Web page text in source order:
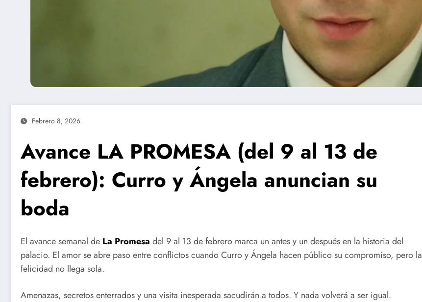
Febrero 8, 2026
Avance LA PROMESA (del 9 al 13 de
febrero): Curro y Ángela anuncian su
boda
El avance semanal de La Promesa del 9 al 13 de febrero marca un antes y un después en la historia del
palacio. El amor se abre paso entre conflictos cuando Curro y Ángela hacen público su compromiso, pero la
felicidad no llega sola.
Amenazas, secretos enterrados y una visita inesperada sacudirán a todos. Y nada volverá a ser igual.